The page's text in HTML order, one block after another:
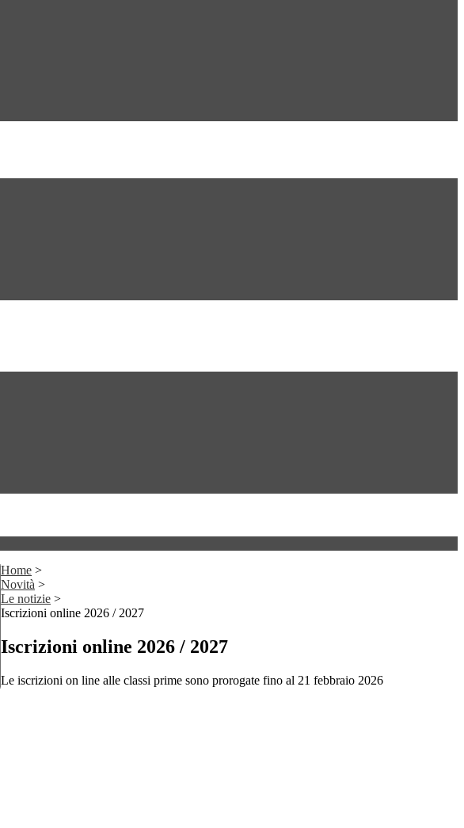
Home >
Novità >
Le notizie >
Iscrizioni online 2026 / 2027
Iscrizioni online 2026 / 2027
Le iscrizioni on line alle classi prime sono prorogate fino al 21 febbraio 2026